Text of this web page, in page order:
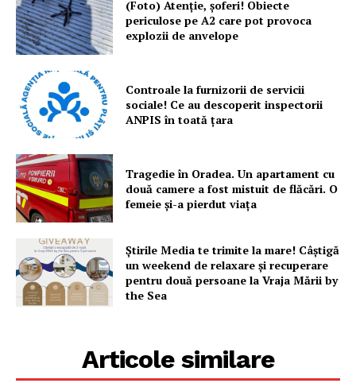
(Foto) Atenție, șoferi! Obiecte
periculose pe A2 care pot provoca
explozii de anvelope
Controale la furnizorii de servicii
sociale! Ce au descoperit inspectorii
ANPIS în toată țara
Tragedie în Oradea. Un apartament cu
două camere a fost mistuit de flăcări. O
femeie și-a pierdut viața
Știrile Media te trimite la mare! Câștigă
un weekend de relaxare și recuperare
pentru două persoane la Vraja Mării by
the Sea
Articole similare